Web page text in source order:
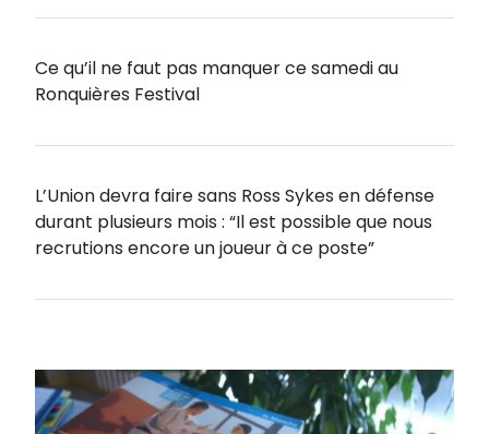
Ce qu’il ne faut pas manquer ce samedi au
Ronquières Festival
L’Union devra faire sans Ross Sykes en défense
durant plusieurs mois : “Il est possible que nous
recrutions encore un joueur à ce poste”